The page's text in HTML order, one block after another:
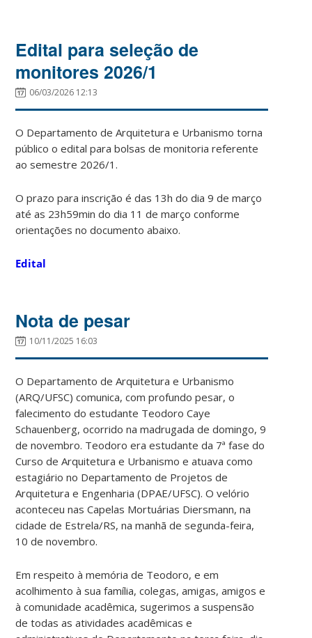
Edital para seleção de
monitores 2026/1
06/03/2026 12:13
O Departamento de Arquitetura e Urbanismo torna
público o edital para bolsas de monitoria referente
ao semestre 2026/1.
O prazo para inscrição é das 13h do dia 9 de março
até as 23h59min do dia 11 de março conforme
orientações no documento abaixo.
Edital
Nota de pesar
10/11/2025 16:03
O Departamento de Arquitetura e Urbanismo
(ARQ/UFSC) comunica, com profundo pesar, o
falecimento do estudante Teodoro Caye
Schauenberg, ocorrido na madrugada de domingo, 9
de novembro. Teodoro era estudante da 7ª fase do
Curso de Arquitetura e Urbanismo e atuava como
estagiário no Departamento de Projetos de
Arquitetura e Engenharia (DPAE/UFSC). O velório
aconteceu nas Capelas Mortuárias Diersmann, na
cidade de Estrela/RS, na manhã de segunda-feira,
10 de novembro.
Em respeito à memória de Teodoro, e em
acolhimento à sua família, colegas, amigas, amigos e
à comunidade acadêmica, sugerimos a suspensão
de todas as atividades acadêmicas e